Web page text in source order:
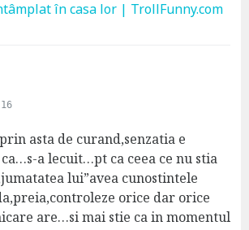
în casa lor | TrollFunny.com
asta de curand,senzatia e
a lecuit…pt ca ceea ce nu stia
lui”avea cunostintele
orice dar orice
are…si mai stie ca in momentul